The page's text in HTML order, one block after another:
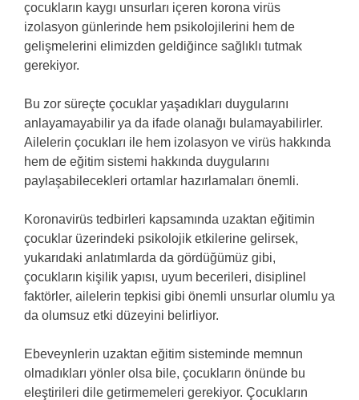
çocukların kaygı unsurları içeren korona virüs
izolasyon günlerinde hem psikolojilerini hem de
gelişmelerini elimizden geldiğince sağlıklı tutmak
gerekiyor.
Bu zor süreçte çocuklar yaşadıkları duygularını
anlayamayabilir ya da ifade olanağı bulamayabilirler.
Ailelerin çocukları ile hem izolasyon ve virüs hakkında
hem de eğitim sistemi hakkında duygularını
paylaşabilecekleri ortamlar hazırlamaları önemli.
Koronavirüs tedbirleri kapsamında uzaktan eğitimin
çocuklar üzerindeki psikolojik etkilerine gelirsek,
yukarıdaki anlatımlarda da gördüğümüz gibi,
çocukların kişilik yapısı, uyum becerileri, disiplinel
faktörler, ailelerin tepkisi gibi önemli unsurlar olumlu ya
da olumsuz etki düzeyini belirliyor.
Ebeveynlerin uzaktan eğitim sisteminde memnun
olmadıkları yönler olsa bile, çocukların önünde bu
eleştirileri dile getirmemeleri gerekiyor. Çocukların